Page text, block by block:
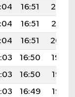
16:51
20:02
16:51
20:01
16:51
20:00
16:50
19:59
16:50
19:58
16:49
19:56